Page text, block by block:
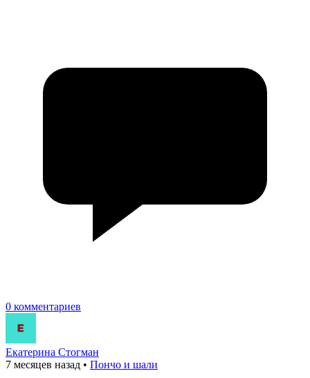
0 комментариев
Екатерина Стогман
7 месяцев назад • Пончо и шали